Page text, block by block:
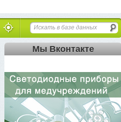
Мы Вконтакте